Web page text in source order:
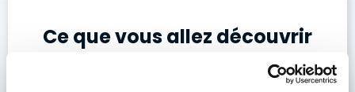
Ce que vous allez découvrir